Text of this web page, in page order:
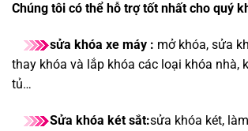
Chúng tôi có thể hỗ trợ tốt nhất cho quý
sửa khóa xe máy : mở khóa, sửa
thay khóa và lắp khóa các loại khóa nhà,
tủ…
Sửa khóa két sắt:sửa khóa két,